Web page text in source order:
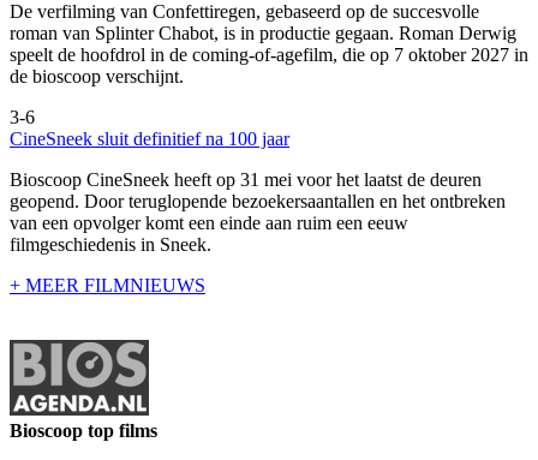
De verfilming van Confettiregen, gebaseerd op de succesvolle
roman van Splinter Chabot, is in productie gegaan. Roman Derwig
speelt de hoofdrol in de coming-of-agefilm, die op 7 oktober 2027 in
de bioscoop verschijnt.
3-6
CineSneek sluit definitief na 100 jaar
Bioscoop CineSneek heeft op 31 mei voor het laatst de deuren
geopend. Door teruglopende bezoekersaantallen en het ontbreken
van een opvolger komt een einde aan ruim een eeuw
filmgeschiedenis in Sneek.
+ MEER FILMNIEUWS
Bioscoop top films